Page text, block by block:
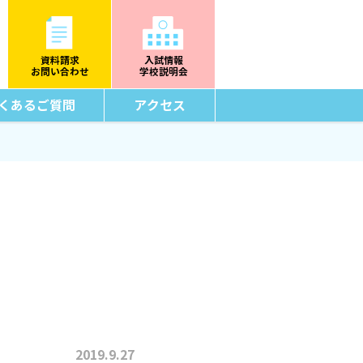
資料請求
お問い合わせ
入試情報
学校説明会
あるご質問 アクセス
2019.9.27